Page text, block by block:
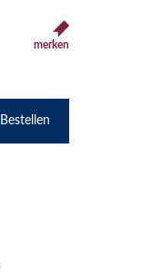
merken
Bestellen